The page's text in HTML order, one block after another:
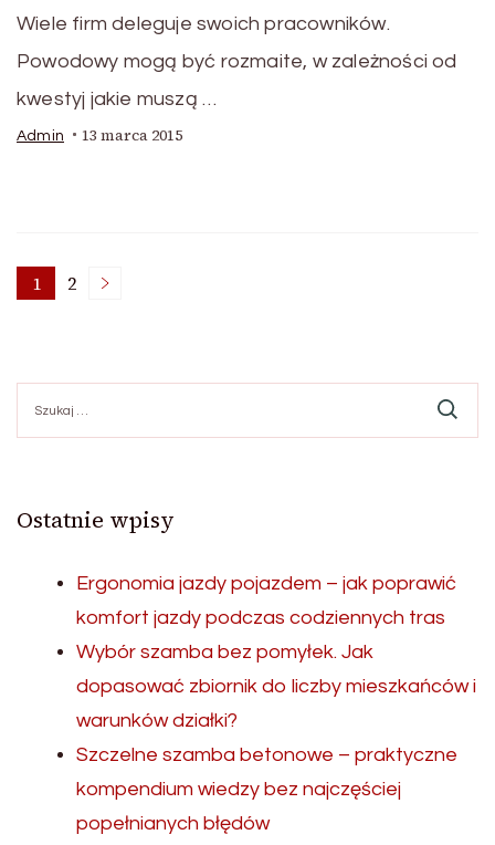
Wiele firm deleguje swoich pracowników.
Powodowy mogą być rozmaite, w zależności od
kwestyj jakie muszą …
Admin 13 marca 2015
Stronicowanie
wpisów
Strona
1 Strona
2
Ostatnie wpisy
Ergonomia jazdy pojazdem – jak poprawić
komfort jazdy podczas codziennych tras
Wybór szamba bez pomyłek. Jak
dopasować zbiornik do liczby mieszkańców i
warunków działki?
Szczelne szamba betonowe – praktyczne
kompendium wiedzy bez najczęściej
popełnianych błędów